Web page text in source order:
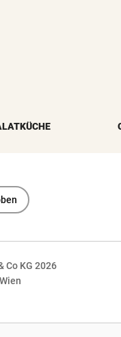
Co KG 2026